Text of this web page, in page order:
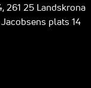
261 25 Landskrona
plats 14